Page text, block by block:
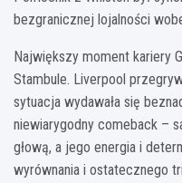
bezgranicznej lojalności
Największy moment kariery
Stambule. Liverpool
sytuacja wydawała się
niewiarygodny comeback –
głową, a jego energia i
wyrównania i ostatecznego